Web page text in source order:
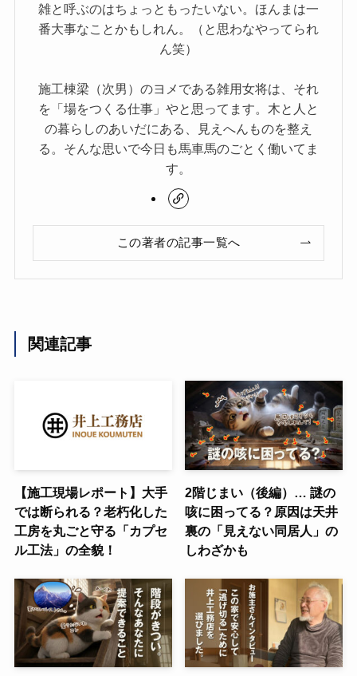
雑と呼ぶのはちょっともったいない。ほんまは一
番大事なことかもしれん。（と思わなやってられ
ん笑）
施工棟梁（次男）のヨメである雑用女将は、それ
を「場をつくる仕事」やと思ってます。木と人と
の暮らしのあいだにある、見えへんものを整え
る。そんな思いで今日も馬車馬のごとく働いてま
す。
この著者の記事一覧へ
関連記事
【施工現場レポート】大手
では断られる？老朽化した
工房を丸ごと守る「カプセ
ル工法」の全貌！
2階じまい（後編）… 謎の
咳に困ってる？原因は天井
裏の「見えない同居人」の
しわざかも